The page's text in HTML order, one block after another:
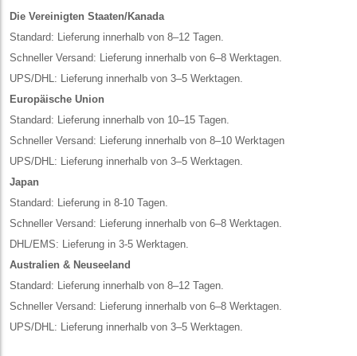
Die Vereinigten Staaten/Kanada
Standard: Lieferung innerhalb von 8–12 Tagen.
Schneller Versand: Lieferung innerhalb von 6–8 Werktagen.
UPS/DHL: Lieferung innerhalb von 3–5 Werktagen.
Europäische Union
Standard: Lieferung innerhalb von 10–15 Tagen.
Schneller Versand: Lieferung innerhalb von 8–10 Werktagen
UPS/DHL: Lieferung innerhalb von 3–5 Werktagen.
Japan
Standard: Lieferung in 8-10 Tagen.
Schneller Versand: Lieferung innerhalb von 6–8 Werktagen.
DHL/EMS: Lieferung in 3-5 Werktagen.
Australien & Neuseeland
Standard: Lieferung innerhalb von 8–12 Tagen.
Schneller Versand: Lieferung innerhalb von 6–8 Werktagen.
UPS/DHL: Lieferung innerhalb von 3–5 Werktagen.